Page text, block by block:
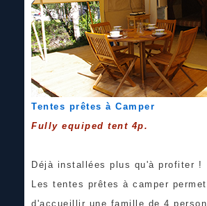
Tentes prêtes à Camper
Fully equiped tent 4p.
Déjà installées plus qu'à profiter !
Les tentes prêtes à camper
d'accueillir une famille de 4